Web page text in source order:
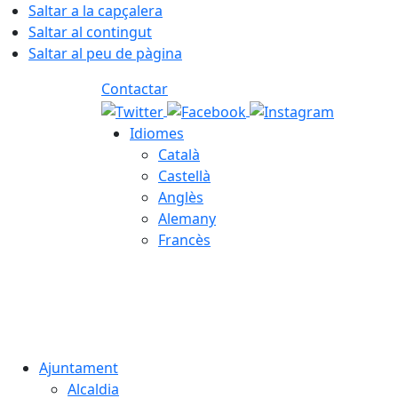
Saltar a la capçalera
Saltar al contingut
Saltar al peu de pàgina
Contactar
Idiomes
Català
Castellà
Anglès
Alemany
Francès
Ajuntament
Alcaldia